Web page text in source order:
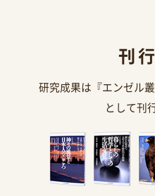
刊
研究成果は『エンゼル
として刊